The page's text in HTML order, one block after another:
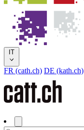
IT
FR (cath.ch) DE (kath.ch)